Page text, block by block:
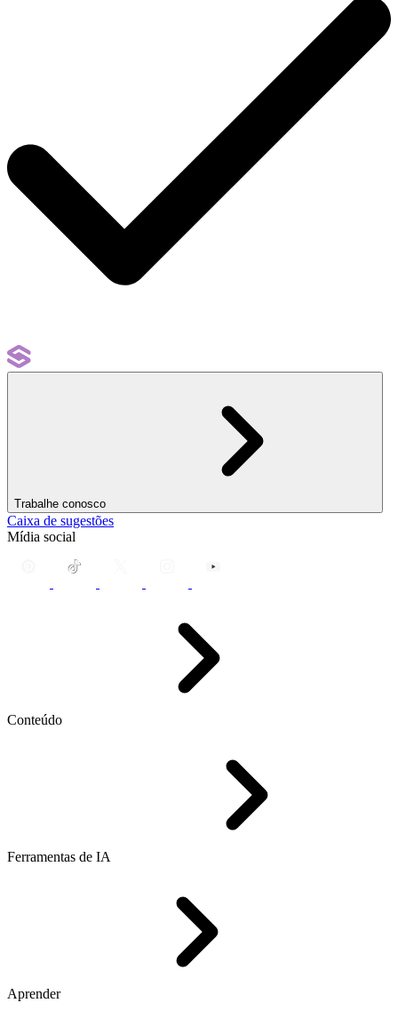
Trabalhe conosco
Caixa de sugestões
Mídia social
Conteúdo
Ferramentas de IA
Aprender